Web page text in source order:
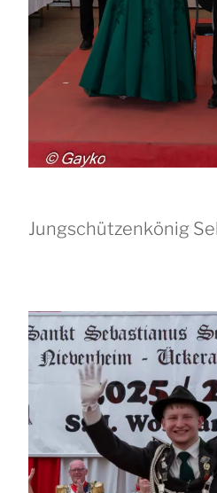
Jungschützenkönig